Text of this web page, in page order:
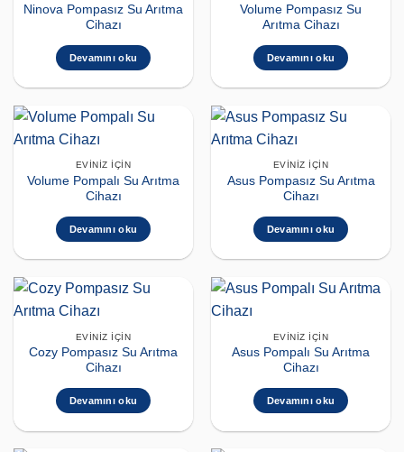
Ninova Pompasız Su Arıtma
Cihazı
Devamını oku
Volume Pompasız Su
Arıtma Cihazı
Devamını oku
EVINIZ İÇIN
Volume Pompalı Su Arıtma
Cihazı
Devamını oku
EVINIZ İÇIN
Asus Pompasız Su Arıtma
Cihazı
Devamını oku
EVINIZ İÇIN
Cozy Pompasız Su Arıtma
Cihazı
Devamını oku
EVINIZ İÇIN
Asus Pompalı Su Arıtma
Cihazı
Devamını oku